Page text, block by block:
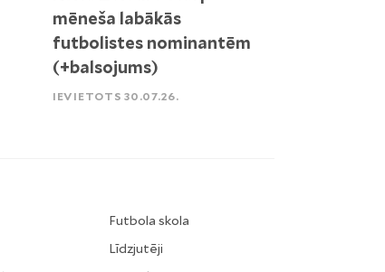
mēneša labākās
futbolistes nominantēm
(+balsojums)
IEVIETOTS 30.07.26.
Futbola skola
Līdzjutēji